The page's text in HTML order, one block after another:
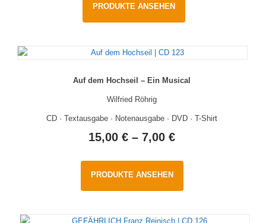
PRODUKTE ANSEHEN
Auf dem Hochseil – Ein Musical
Wilfried Röhrig
CD · Textausgabe · Notenausgabe · DVD · T-Shirt
15,00€ –7,00€
PRODUKTE ANSEHEN